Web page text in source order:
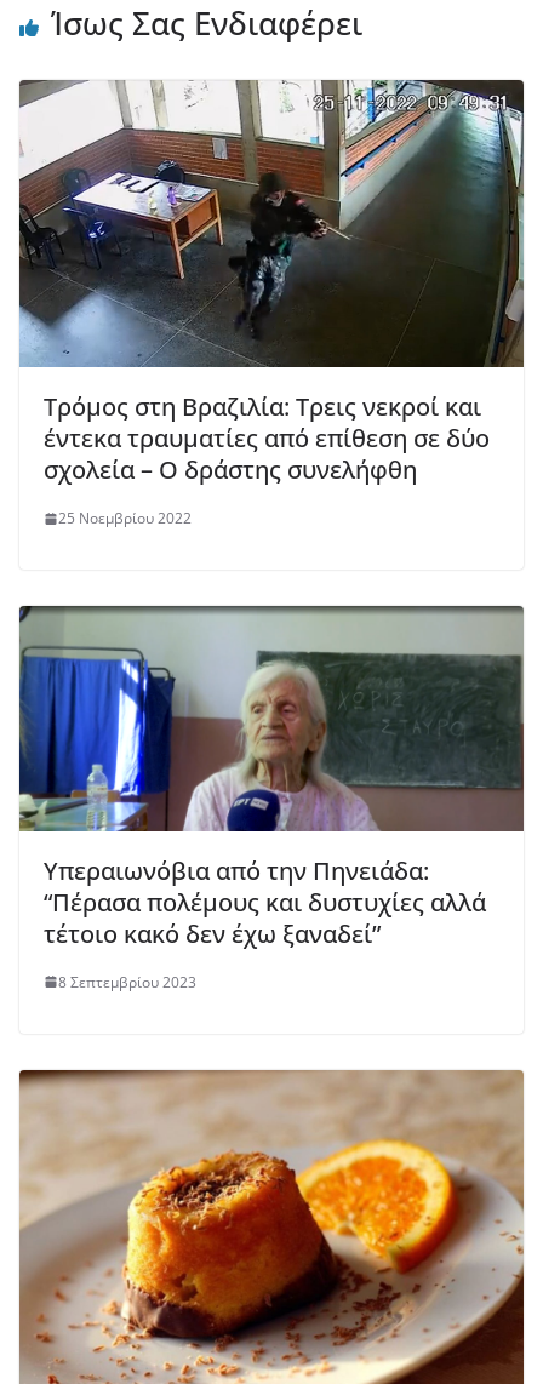
Ίσως Σας Ενδιαφέρει
Τρόμος στη Βραζιλία: Τρεις νεκροί και
έντεκα τραυματίες από επίθεση σε δύο
σχολεία – Ο δράστης συνελήφθη
25 Νοεμβρίου 2022
Υπεραιωνόβια από την Πηνειάδα:
“Πέρασα πολέμους και δυστυχίες αλλά
τέτοιο κακό δεν έχω ξαναδεί”
8 Σεπτεμβρίου 2023